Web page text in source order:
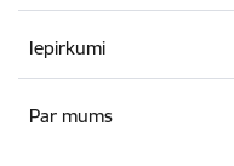
Iepirkumi
Par mums